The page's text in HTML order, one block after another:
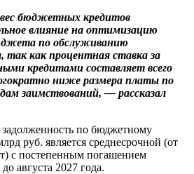
бюджетных кредитов
влияние на оптимизацию
по обслуживанию
так как процентная ставка за
кредитами составляет всего
ниже размера платы по
заимствований, — рассказал
по бюджетному
руб. является среднесрочной (от
с постепенным погашением
августа 2027 года.